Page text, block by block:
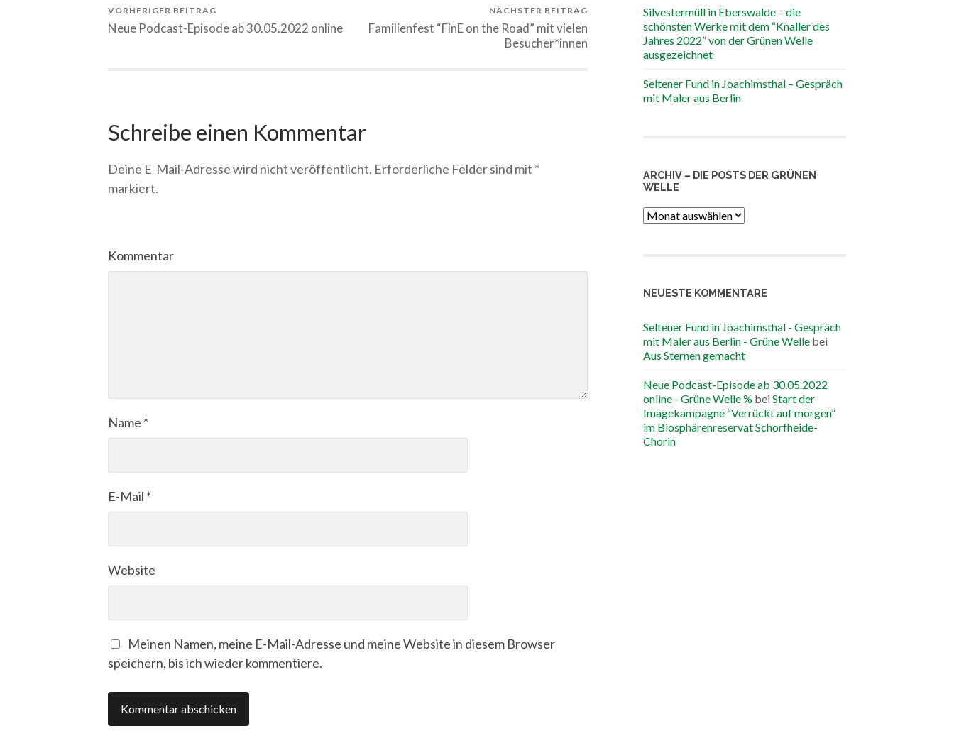
VORHERIGER BEITRAG
Neue Podcast-Episode ab 30.05.2022 online
NÄCHSTER BEITRAG
Familienfest “FinE on the Road” mit vielen
Besucher*innen
Schreibe einen Kommentar
Deine E-Mail-Adresse wird nicht veröffentlicht. Erforderliche Felder sind mit *
markiert.
Kommentar
Name *
E-Mail *
Website
Meinen Namen, meine E-Mail-Adresse und meine Website in diesem Browser
speichern, bis ich wieder kommentiere.
Silvestermüll in Eberswalde – die
schönsten Werke mit dem “Knaller des
Jahres 2022” von der Grünen Welle
ausgezeichnet
Seltener Fund in Joachimsthal – Gespräch
mit Maler aus Berlin
ARCHIV – DIE POSTS DER GRÜNEN
WELLE
Archiv
Grünen
NEUESTE KOMMENTARE
Seltener Fund in Joachimsthal - Gespräch
mit Maler aus Berlin - Grüne Welle bei
Aus Sternen gemacht
Neue Podcast-Episode ab 30.05.2022
online - Grüne Welle % beiStart der
Imagekampagne “Verrückt auf morgen”
im Biosphärenreservat Schorfheide-
Chorin